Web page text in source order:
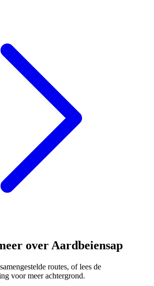
over Aardbeiensap
routes, of lees de
voor meer achtergrond.